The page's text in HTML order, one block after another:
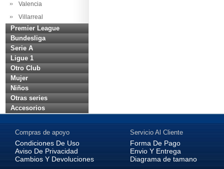
Valencia
Villarreal
Premier League
Bundesliga
Serie A
Ligue 1
Otro Club
Mujer
Niños
Otras series
Accesorios
Compras de apoyo
Condiciones De Uso
Aviso De Privacidad
Cambios Y Devoluciones
Servicio Al Cliente
Forma De Pago
Envio Y Entrega
Diagrama de tamano